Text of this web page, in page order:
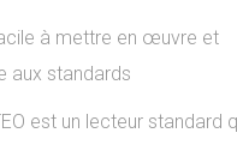
à mettre en œuvre et
aux standards
est un lecteur standard